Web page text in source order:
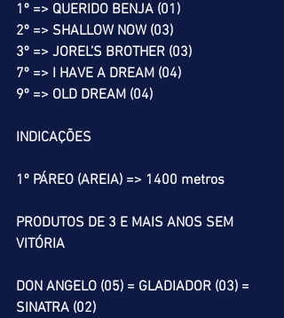
1º => QUERIDO BENJA (01)
2º => SHALLOW NOW (03)
3º => JOREL’S BROTHER (03)
7º => I HAVE A DREAM (04)
9º => OLD DREAM (04)
INDICAÇÕES
1º PÁREO (AREIA) => 1400 metros
PRODUTOS DE 3 E MAIS ANOS SEM
VITÓRIA
DON ANGELO (05) = GLADIADOR (03) =
SINATRA (02)